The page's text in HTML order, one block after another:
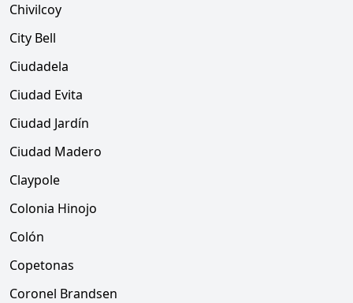
Chivilcoy
City Bell
Ciudadela
Ciudad Evita
Ciudad Jardín
Ciudad Madero
Claypole
Colonia Hinojo
Colón
Copetonas
Coronel Brandsen